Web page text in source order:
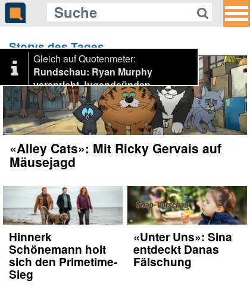
Gleich auf Quotenmeter:
Rundschau: Ryan Murphy
verspricht Jugendsünden
Storys des Tages
«Alley Cats»: Mit Ricky Gervais auf
Mäusejagd
Hinnerk
Schönemann holt
sich den Primetime-
Sieg
«Unter Uns»: Sina
entdeckt Danas
Fälschung